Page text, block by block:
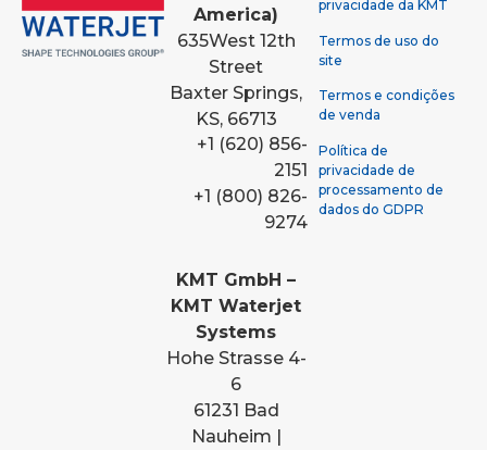
America)
635West 12th
Street
Baxter Springs,
KS, 66713
+1 (620) 856-
2151
+1 (800) 826-
9274
KMT GmbH –
KMT Waterjet
Systems
Hohe Strasse 4-
6
61231 Bad
Nauheim |
privacidade da KMT
Termos de uso do
site
Termos e condições
de venda
Política de
privacidade de
processamento de
dados do GDPR